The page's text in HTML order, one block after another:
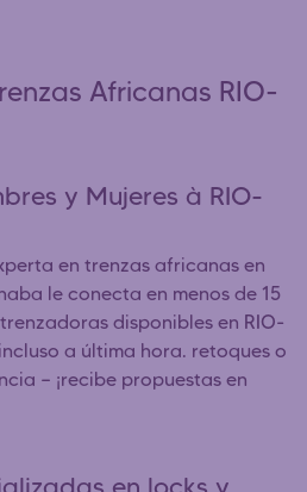
Africanas RIO-
y Mujeres à RIO-
en trenzas africanas en
le conecta en menos de 15
disponibles en RIO-
a última hora. retoques o
— ¡recibe propuestas en